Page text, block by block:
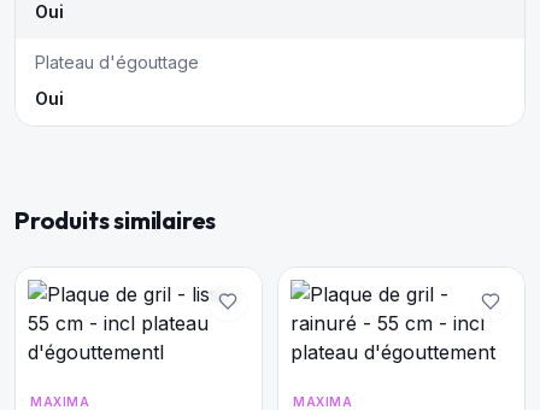
Oui
Plateau d'égouttage
Oui
Produits similaires
MAXIMA MAXIMA